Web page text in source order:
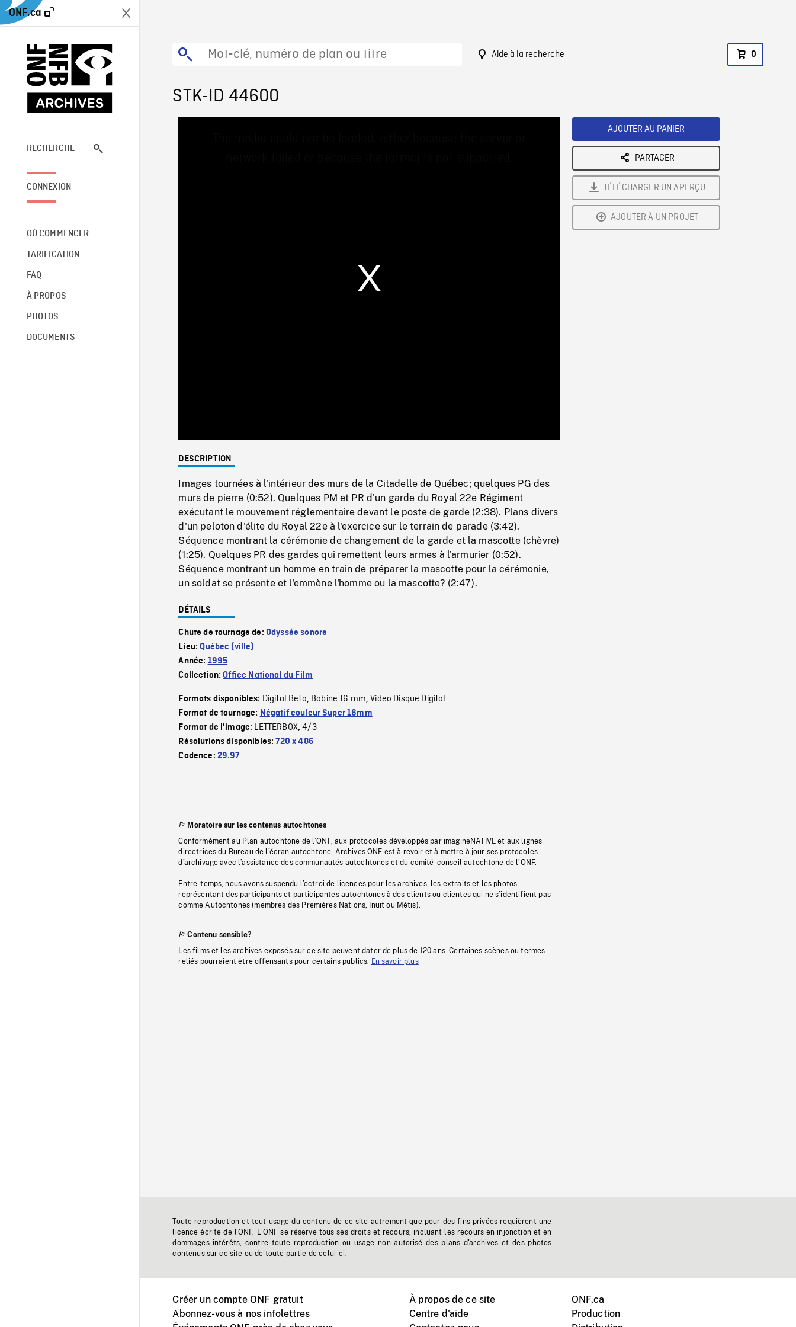
ONF.ca
RECHERCHE
CONNEXION
OÙ COMMENCER
TARIFICATION
FAQ
À PROPOS
PHOTOS
DOCUMENTS
Aide à la recherche 0
STK-ID 44600
0%
Rate
DESCRIPTION
Images tournées à l'intérieur des murs de la Citadelle de Québec; quelques PG des
murs de pierre (0:52). Quelques PM et PR d'un garde du Royal 22e Régiment
exécutant le mouvement réglementaire devant le poste de garde (2:38). Plans divers
d'un peloton d'élite du Royal 22e à l'exercice sur le terrain de parade (3:42).
Séquence montrant la cérémonie de changement de la garde et la mascotte (chèvre)
(1:25). Quelques PR des gardes qui remettent leurs armes à l'armurier (0:52).
Séquence montrant un homme en train de préparer la mascotte pour la cérémonie,
un soldat se présente et l'emmène l'homme ou la mascotte? (2:47).
DÉTAILS
Chute de tournage de: Odyssée sonore
Lieu:Québec (ville)
Année: 1995
Collection:Office National du Film
Formats disponibles: Digital Beta, Bobine 16 mm,Video Disque Digital
Format de tournage: Négatif couleur Super 16mm
Format de l'image: LETTERBOX,4/3
Résolutions disponibles:720 x 486
Cadence: 29.97
Moratoire sur les contenus autochtones
Conformément au Plan autochtone de l’ONF, aux protocoles développés par imagineNATIVE et aux lignes
directrices du Bureau de l’écran autochtone, Archives ONF est à revoir et à mettre à jour ses protocoles
d’archivage avec l’assistance des communautés autochtones et du comité-conseil autochtone de l’ONF.
Entre-temps, nous avons suspendu l’octroi de licences pour les archives, les extraits et les photos
représentant des participants et participantes autochtones à des clients ou clientes qui ne s’identifient pas
comme Autochtones (membres des Premières Nations, Inuit ou Métis).
Contenu sensible?
Les films et les archives exposés sur ce site peuvent dater de plus de 120 ans. Certaines scènes ou termes
reliés pourraient être offensants pour certains publics.
En savoir plus
AJOUTER AU PANIER
PARTAGER
TÉLÉCHARGER UN APERÇU
AJOUTER À UN PROJET
Toute reproduction et tout usage du contenu de ce site autrement que pour des fins privées requièrent une
licence écrite de l'ONF. L'ONF se réserve tous ses droits et recours, incluant les recours en injonction et en
dommages-intérêts, contre toute reproduction ou usage non autorisé des plans d'archives et des photos
contenus sur ce site ou de toute partie de celui-ci.
Créer un compte ONF gratuit
Abonnez-vous à nos infolettres
À propos de ce site
Centre d'aide
ONF.ca
Production